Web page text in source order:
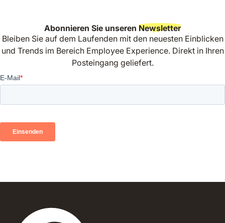
Abonnieren Sie unseren Newsletter
Bleiben Sie auf dem Laufenden mit den neuesten Einblicken
und Trends im Bereich Employee Experience. Direkt in Ihren
Posteingang geliefert.